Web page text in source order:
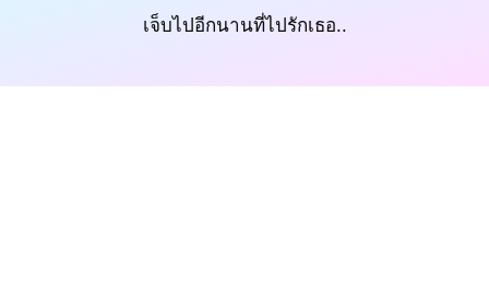
เจ็บไปอีกนานที่ไปรักเธอ..